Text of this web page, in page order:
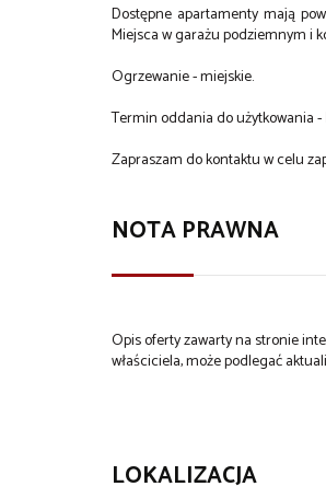
Dostępne apartamenty mają
Miejsca w garażu podziemnym i
Ogrzewanie - miejskie.
Termin oddania do użytkowania -
Zapraszam do kontaktu w celu
NOTA PRAWNA
Opis oferty zawarty na stronie
właściciela, może podlegać
LOKALIZACJA